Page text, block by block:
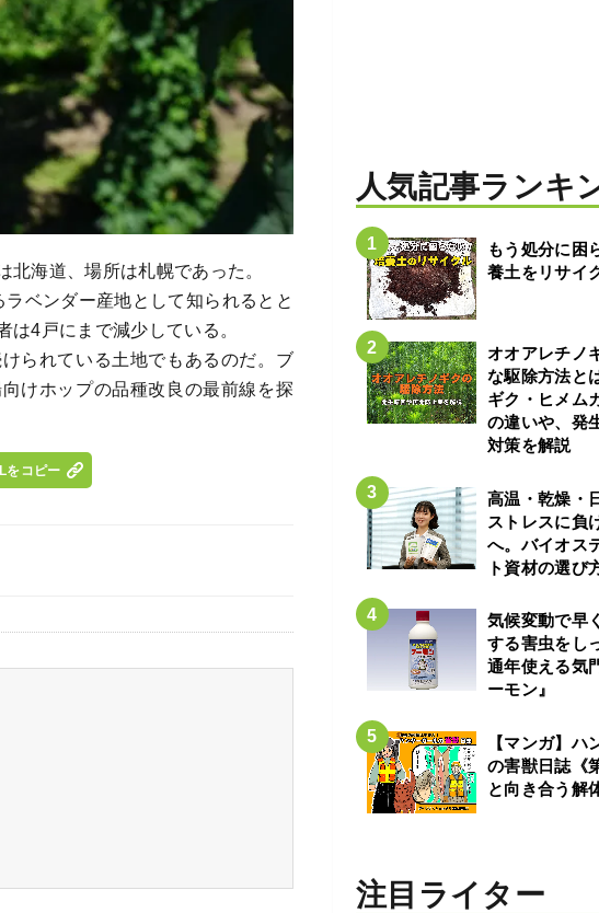
海道、場所は札幌であった。
ベンダー産地として知られるとと
は4戸にまで減少している。
られている土地でもあるのだ。ブ
けホップの品種改良の最前線を探
をコピー
人気記事ランキ
もう処分に
養土をリサイ
オオアレチノ
な駆除方法と
ギク・ヒメム
の違いや、発
対策を解説
高温・乾燥・
ストレスに負
へ。バイオス
ト資材の選び
気候変動で早
する害虫をし
通年使える気
ーモン』
【マンガ】ハ
の害獣日誌《
と向き合う解
注目ライター